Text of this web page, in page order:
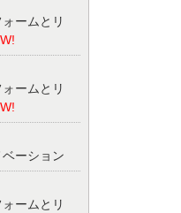
ームとリ
ームとリ
ーション
ームとリ